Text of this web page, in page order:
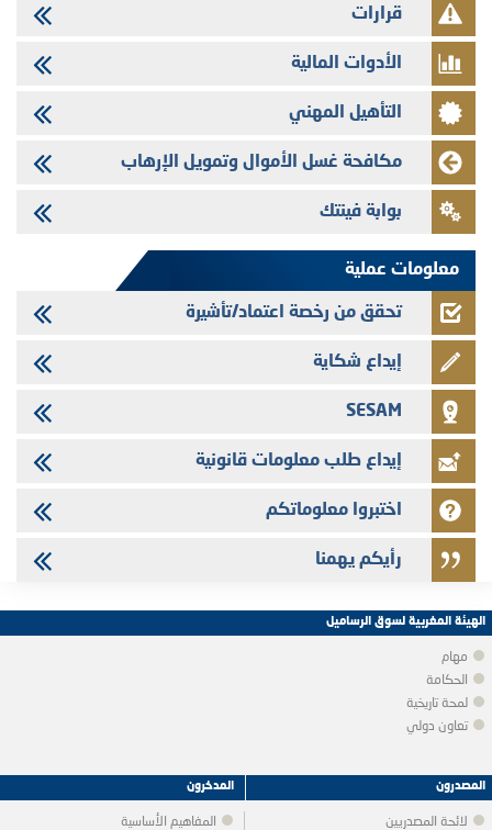
تنشر الهيئة المغربية لسوق الرساميل العدد الرابع عشر من مجلة سوق الرساميل
28/07/2026
Med Paper - تجاوز حد المساهمة 5%
24/07/2026
سندات شركات التمويل
24/07/2026
Jaida - التحيين السنوي لملف المعلومات المتعلق ببرنامج إصدار سندات
قرارات
الأدوات المالية
التأهيل المهني
مكافحة غسل الأموال وتمويل الإرهاب
بوابة فينتك
معلومات عملية
تحقق من رخصة اعتماد/تأشيرة
إيداع شكاية
SESAM
إيداع طلب معلومات قانونية
اختبروا معلوماتكم
رأيكم يهمنا
الهيئة المغربية لسوق الرساميل
مهام
الحكامة
لمحة تاريخية
تعاون دولي
المدخرون
المفاهيم الأساسية
المصدرون
لائحة المصدريين